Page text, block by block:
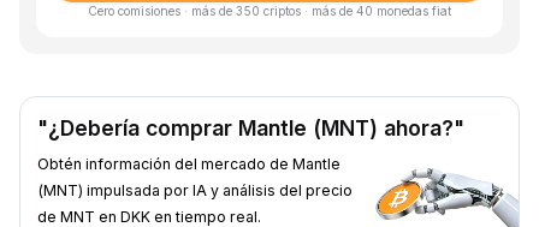
Cero comisiones · más de 350 criptos · más de 40 monedas fiat
"¿Debería comprar Mantle (MNT) ahora?"
Obtén información del mercado de Mantle
(MNT) impulsada por IA y análisis del precio
de MNT en DKK en tiempo real.